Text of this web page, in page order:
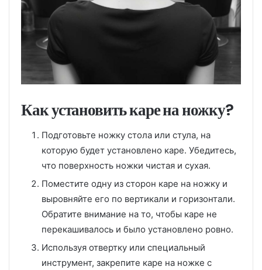
Как установить каре на ножку?
Подготовьте ножку стола или стула, на
которую будет установлено каре. Убедитесь,
что поверхность ножки чистая и сухая.
Поместите одну из сторон каре на ножку и
выровняйте его по вертикали и горизонтали.
Обратите внимание на то, чтобы каре не
перекашивалось и было установлено ровно.
Используя отвертку или специальный
инструмент, закрепите каре на ножке с